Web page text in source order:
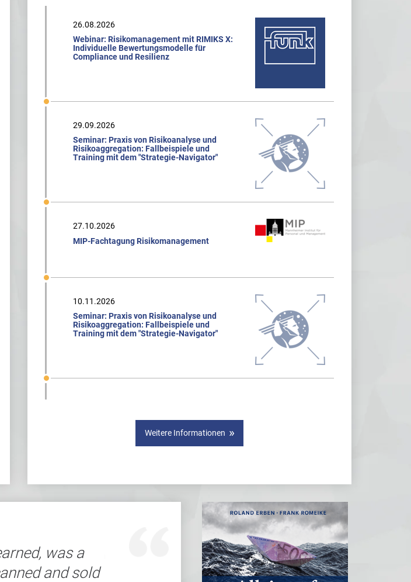
26.08.2026
Webinar: Risikomanagement mit RIMIKS X:
Individuelle Bewertungsmodelle für
Compliance und Resilienz
29.09.2026
Seminar: Praxis von Risikoanalyse und
Risikoaggregation: Fallbeispiele und
Training mit dem "Strategie-Navigator"
27.10.2026
MIP-Fachtagung Risikomanagement
10.11.2026
Seminar: Praxis von Risikoanalyse und
Risikoaggregation: Fallbeispiele und
Training mit dem "Strategie-Navigator"
Weitere Informationen
was a
and sold